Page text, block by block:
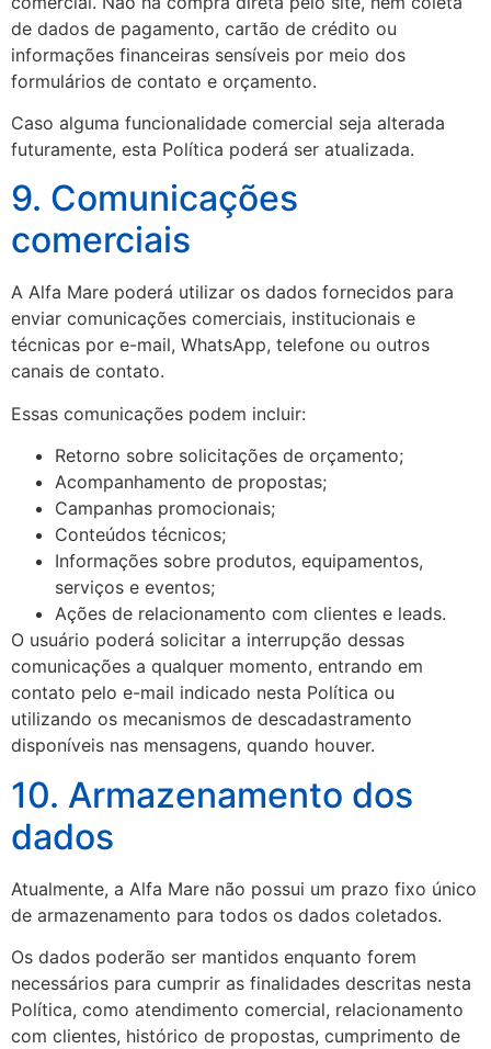
de dados de pagamento, cartão de crédito ou
informações financeiras sensíveis por meio dos
formulários de contato e orçamento.
Caso alguma funcionalidade comercial seja alterada
futuramente, esta Política poderá ser atualizada.
9. Comunicações
comerciais
A Alfa Mare poderá utilizar os dados fornecidos para
enviar comunicações comerciais, institucionais e
técnicas por e-mail, WhatsApp, telefone ou outros
canais de contato.
Essas comunicações podem incluir:
Retorno sobre solicitações de orçamento;
Acompanhamento de propostas;
Campanhas promocionais;
Conteúdos técnicos;
Informações sobre produtos, equipamentos,
serviços e eventos;
Ações de relacionamento com clientes e leads.
O usuário poderá solicitar a interrupção dessas
comunicações a qualquer momento, entrando em
contato pelo e-mail indicado nesta Política ou
utilizando os mecanismos de descadastramento
disponíveis nas mensagens, quando houver.
10. Armazenamento dos
dados
Atualmente, a Alfa Mare não possui um prazo fixo único
de armazenamento para todos os dados coletados.
Os dados poderão ser mantidos enquanto forem
necessários para cumprir as finalidades descritas nesta
Política, como atendimento comercial, relacionamento
com clientes, histórico de propostas, cumprimento de